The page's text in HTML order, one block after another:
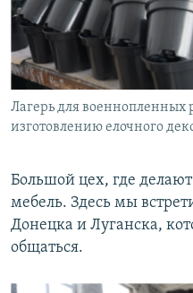
Лагерь для военнопленных
изготовлению елочного
Большой цех, где
мебель. Здесь мы
Донецка и Луганска,
общаться.